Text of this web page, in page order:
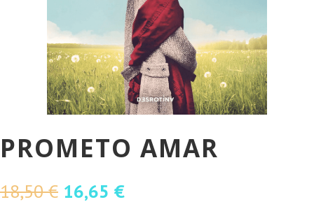
PROMETO AMAR
18,50€ O
16,65 €O